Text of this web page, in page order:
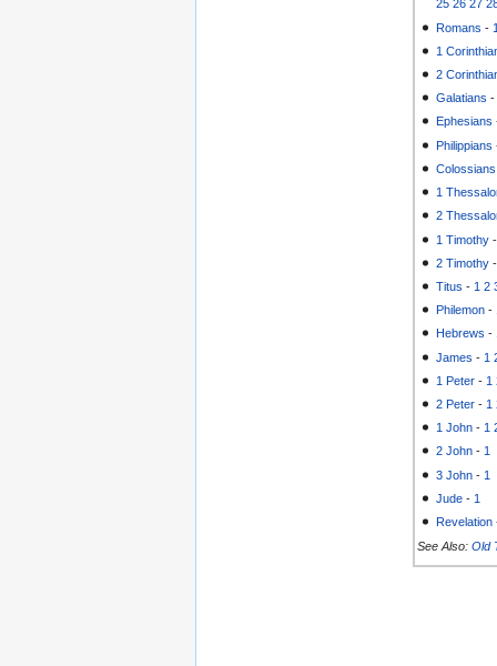
25 26 27
Romans -
1
2
Galatians
Ephesians
Philippians
Colossians
1
2
1 Timothy
2 Timothy
Titus - 1 2
Philemon -
Hebrews -
James - 1
1 Peter - 1
2 Peter - 1
1 John - 1
2 John - 1
3 John - 1
Jude - 1
Revelation
See Also: Old